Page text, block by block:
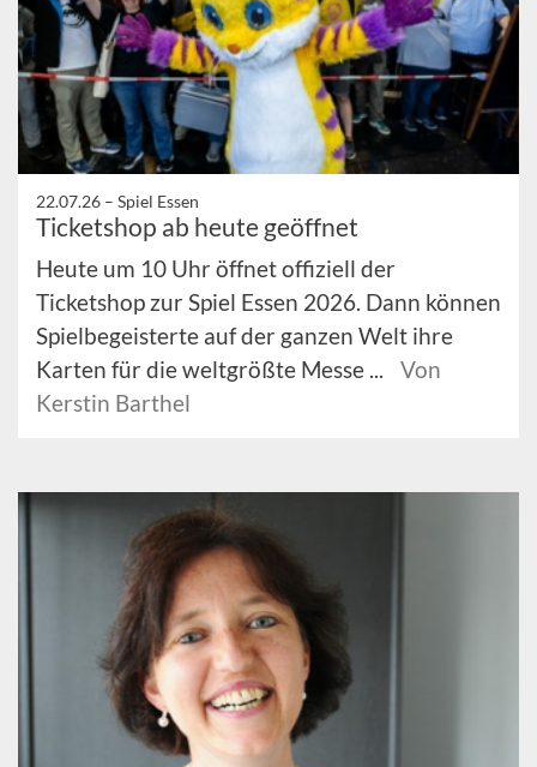
22.07.26 – Spiel Essen
Ticketshop ab heute geöffnet
Heute um 10 Uhr öffnet offiziell der
Ticketshop zur Spiel Essen 2026. Dann können
Spielbegeisterte auf der ganzen Welt ihre
Karten für die weltgrößte Messe ...
Von
Kerstin Barthel